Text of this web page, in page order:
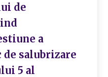
de
a
salubrizare
5 al